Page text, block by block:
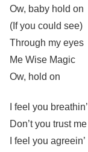
Ow, baby hold on
(If you could see)
Through my eyes
Me Wise Magic
Ow, hold on
I feel you breathin’
Don’t you trust
I feel you agreein’